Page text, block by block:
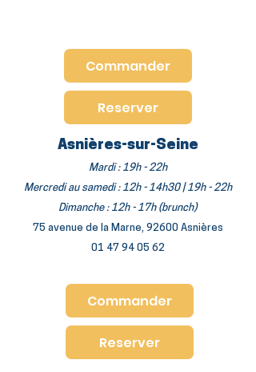
Commander
Reserver
Asnières-sur-Seine
Mardi : 19h - 22h
Mercredi au samedi : 12h - 14h30 | 19h - 22h
Dimanche : 12h - 17h (brunch)
75 avenue de la Marne, 92600 Asnières
01 47 94 05 62
Commander
Reserver